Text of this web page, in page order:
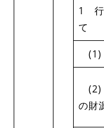
1 行
て
(1)
(2)
の財